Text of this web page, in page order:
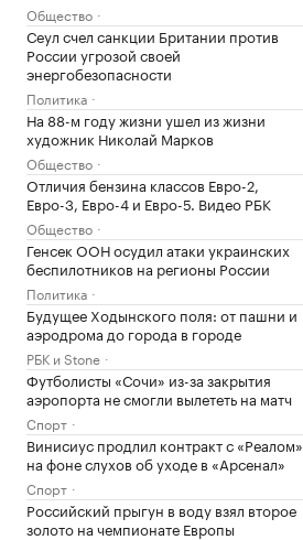
Общество
Сеул счел санкции Британии против
России угрозой своей
энергобезопасности
Политика
На 88-м году жизни ушел из жизни
художник Николай Марков
Общество
Отличия бензина классов Евро-2,
Евро-3, Евро-4 и Евро-5. Видео РБК
Общество
Генсек ООН осудил атаки украинских
беспилотников на регионы России
Политика
Будущее Ходынского поля: от пашни и
аэродрома до города в городе
РБК и Stone
Футболисты «Сочи» из-за закрытия
аэропорта не смогли вылететь на матч
Спорт
Винисиус продлил контракт с «Реалом»
на фоне слухов об уходе в «Арсенал»
Спорт
Российский прыгун в воду взял второе
золото на чемпионате Европы